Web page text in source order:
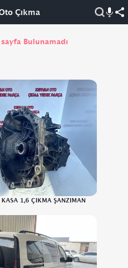
Çıkma
Bulunamadı
KASA 1,6 ÇIKMA ŞANZIMAN